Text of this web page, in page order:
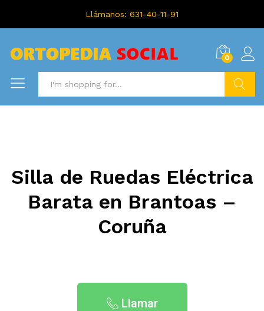
Llámanos: 631-40-11-91
0
Silla de Ruedas Eléctrica
Barata en Brantoas –
Coruña
Llamar